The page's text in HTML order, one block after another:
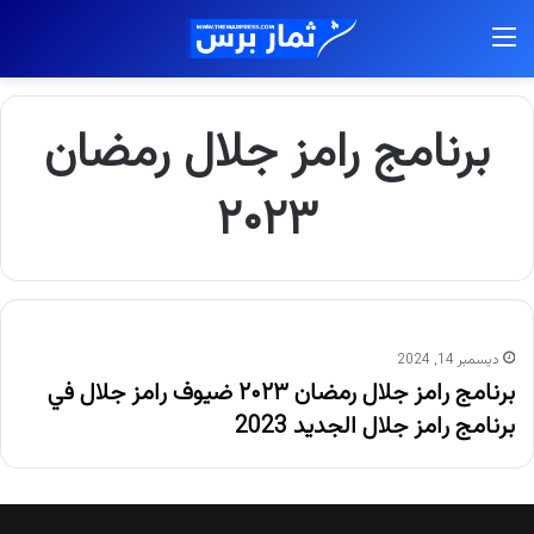
برنامج رامز جلال رمضان
۲۰۲۳
ديسمبر 14, 2024
برنامج رامز جلال رمضان ۲۰۲۳ ضيوف رامز جلال في
برنامج رامز جلال الجديد 2023